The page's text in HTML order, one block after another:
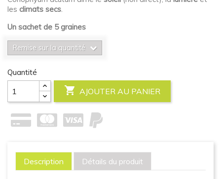
les climats secs.
Un sachet de 5 graines
Remise sur la quantité
Quantité
 AJOUTER AU PANIER
Description Détails du produit